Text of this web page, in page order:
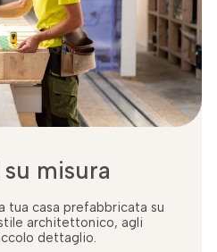
su misura
tua casa prefabbricata su
architettonico, agli
dettaglio.